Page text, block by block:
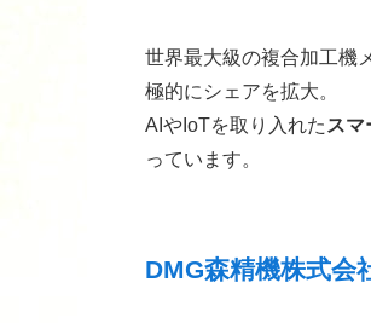
世界最大級の複合加工機
極的にシェアを拡大。
AIやIoTを取り入れた スマ
っています。
DMG森精機株式会